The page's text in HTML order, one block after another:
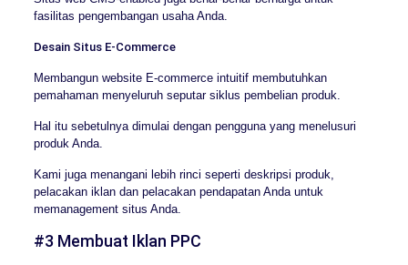
fasilitas pengembangan usaha Anda.
Desain Situs E-Commerce
Membangun website E-commerce intuitif membutuhkan
pemahaman menyeluruh seputar siklus pembelian produk.
Hal itu sebetulnya dimulai dengan pengguna yang menelusuri
produk Anda.
Kami juga menangani lebih rinci seperti deskripsi produk,
pelacakan iklan dan pelacakan pendapatan Anda untuk
memanagement situs Anda.
#3 Membuat Iklan PPC